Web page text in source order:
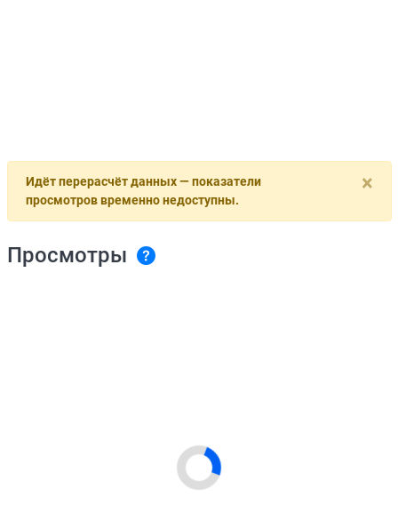
×
Идёт перерасчёт данных — показатели
просмотров временно недоступны.
Просмотры